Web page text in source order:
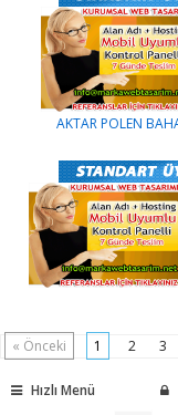
AKTAR POLEN
« Önceki 1 2 3
Hızlı Menü